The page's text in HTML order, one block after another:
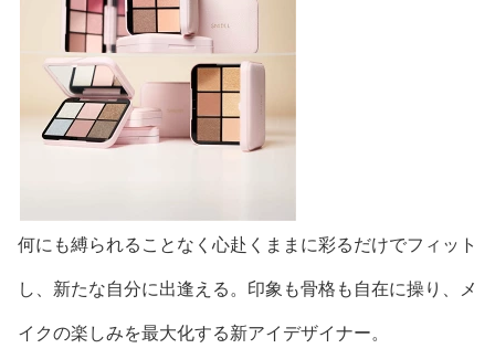
何にも縛られることなく心赴くままに彩るだけでフィット
し、新たな自分に出逢える。印象も骨格も自在に操り、メ
イクの楽しみを最大化する新アイデザイナー。